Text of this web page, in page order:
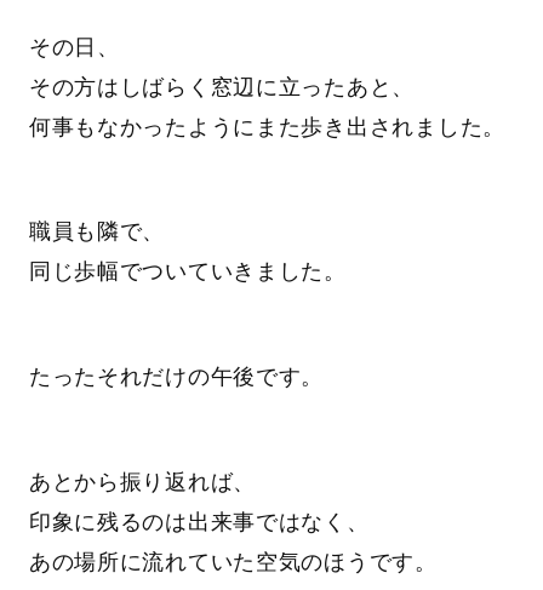
その日、
その方はしばらく窓辺に立ったあと、
何事もなかったようにまた歩き出されました。
職員も隣で、
同じ歩幅でついていきました。
たったそれだけの午後です。
あとから振り返れば、
印象に残るのは出来事ではなく、
あの場所に流れていた空気のほうです。